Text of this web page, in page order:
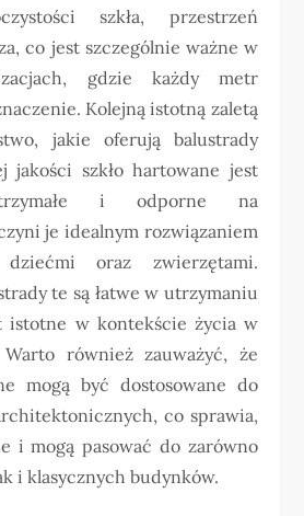
szkła, przestrzeń
co jest szczególnie ważne w
gdzie każdy metr
Kolejną istotną zaletą
jakie oferują balustrady
jakości szkło hartowane jest
i odporne na
je idealnym rozwiązaniem
oraz zwierzętami.
te są łatwe w utrzymaniu
istotne w kontekście życia w
również zauważyć, że
mogą być dostosowane do
co sprawia,
i mogą pasować do zarówno
i klasycznych budynków.